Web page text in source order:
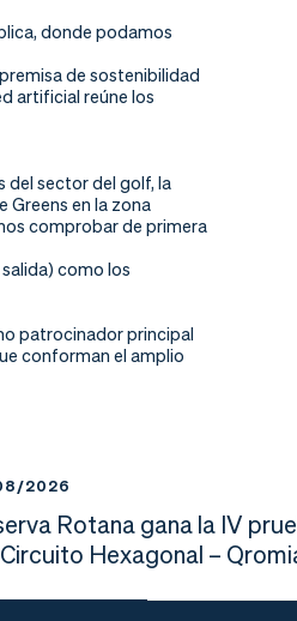
donde podamos
de sostenibilidad
artificial reúne los
del sector del golf, la
Greens en la zona
comprobar de primera
como los
patrocinador principal
conforman el amplio
2026
Rotana gana la IV
Hexagonal –